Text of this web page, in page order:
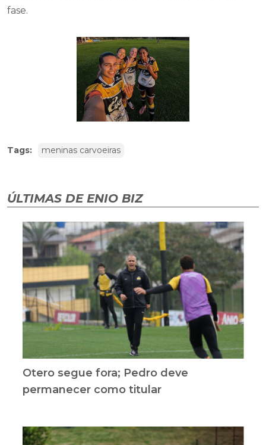
fase.
Tags: meninas carvoeiras
ÚLTIMAS DE ENIO BIZ
Otero segue fora; Pedro deve
permanecer como titular